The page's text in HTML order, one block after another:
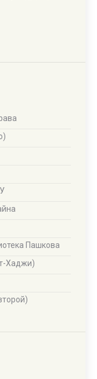
Пашкова
Хаджи)